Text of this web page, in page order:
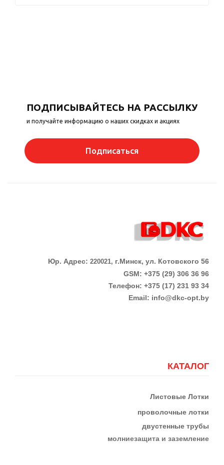
ПОДПИСЫВАЙТЕСЬ НА РАССЫЛКУ
и получайте информацию о наших скидках и акциях
Подписаться
Юр. Адрес: 220021, г.Минск, ул. Котовского 56
GSM: +375 (29) 306 36 96
Телефон: +375 (17) 231 93 34
Email: info@dkc-opt.by
КАТАЛОГ
Листовые Лотки
проволочные лотки
двустенные трубы
молниезащита и заземление